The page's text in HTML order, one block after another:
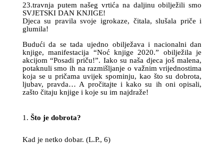
23.travnja putem našeg vrtića na daljinu obilježili smo
SVJETSKI DAN KNJIGE!
Djeca su pravila svoje igrokaze, čitala, slušala priče i
glumila!
Budući da se tada ujedno obilježava i nacionalni dan
knjige, manifestacija “Noć knjige 2020.” obilježila je
akcijom “Posadi priču!”. Iako su naša djeca još malena,
potaknuli smo ih na razmišljanje o važnim vrijednostima
koja se u pričama uvijek spominju, kao što su dobrota,
ljubav, pravda… A pročitajte i kako su ih oni opisali,
zašto čitaju knjige i koje su im najdraže!
Što je dobrota?
Kad je netko dobar. (L.P., 6)